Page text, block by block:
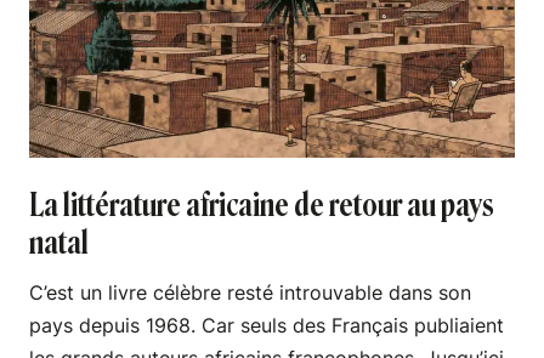
La littérature africaine de retour au pays
natal
C’est un livre célèbre resté introuvable dans son
pays depuis 1968. Car seuls des Français publiaient